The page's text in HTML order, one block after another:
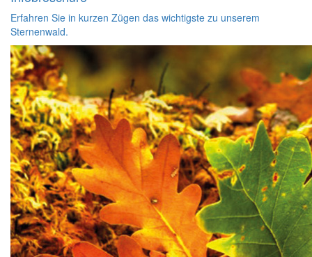
Erfahren Sie in kurzen Zügen das wichtigste zu unserem
Sternenwald.